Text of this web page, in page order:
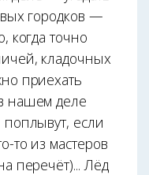
городков —
когда точно
кладочных
приехать
нашем деле
если
то из мастеров
перечёт)... Лёд